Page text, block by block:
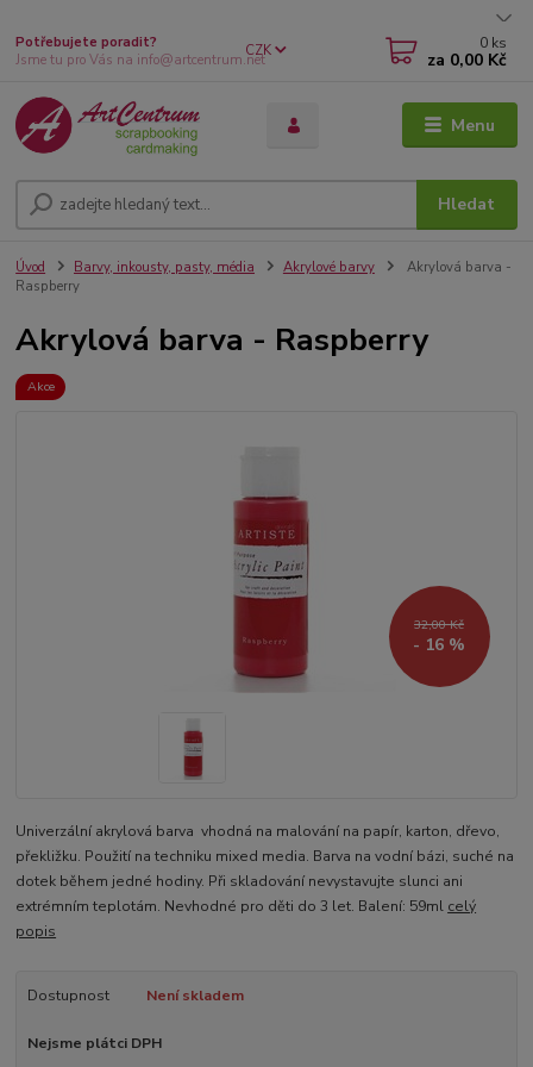
Menu
CZK
Hledat
Potřebujete poradit?
Jsme tu pro Vás na info@artcentrum.net
0 ks
za 0,00 Kč
Úvod Barvy, inkousty, pasty, média Akrylové barvy
Akrylová barva -
Raspberry
Akrylová barva - Raspberry
Akce
32,00 Kč
- 16 %
Univerzální akrylová barva vhodná na malování na papír, karton, dřevo,
překližku. Použití na techniku mixed media. Barva na vodní bázi, suché na
dotek během jedné hodiny. Při skladování nevystavujte slunci ani
extrémním teplotám. Nevhodné pro děti do 3 let. Balení: 59ml celý
popis
Dostupnost Není skladem
Nejsme plátci DPH